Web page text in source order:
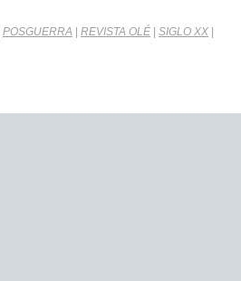
POSGUERRA REVISTA OLÉ SIGLO XX